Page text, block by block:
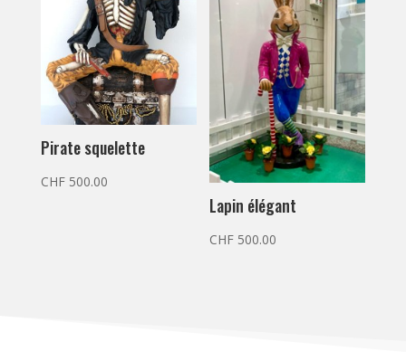
Pirate squelette
CHF500.00
Lapin élégant
CHF 500.00